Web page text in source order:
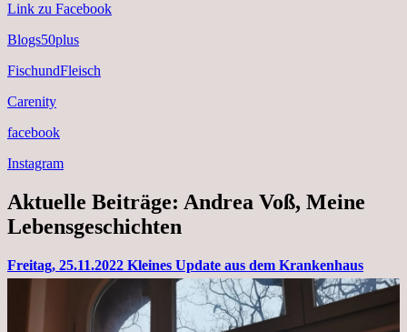
Link zu Facebook
Blogs50plus
FischundFleisch
Carenity
facebook
Instagram
Aktuelle Beiträge: Andrea Voß, Meine
Lebensgeschichten
Freitag, 25.11.2022 Kleines Update aus dem Krankenhaus